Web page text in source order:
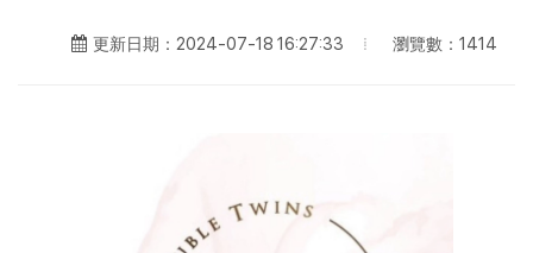
更新日期：2024-07-18 16:27:33 瀏覽數：1414